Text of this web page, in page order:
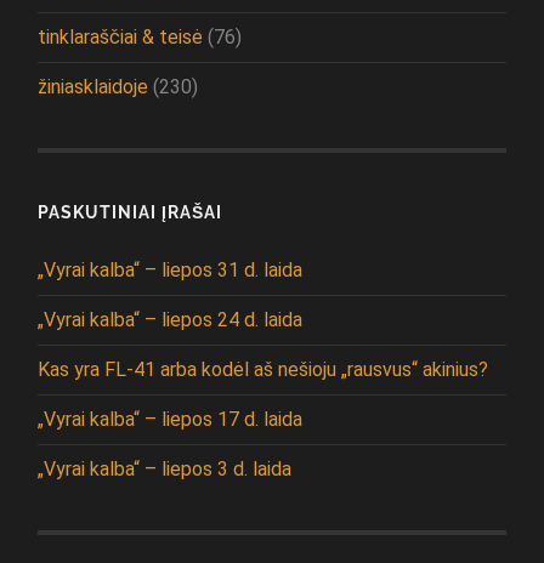
tinklaraščiai & teisė (76)
žiniasklaidoje (230)
PASKUTINIAI ĮRAŠAI
„Vyrai kalba“ – liepos 31 d. laida
„Vyrai kalba“ – liepos 24 d. laida
Kas yra FL-41 arba kodėl aš nešioju „rausvus“ akinius?
„Vyrai kalba“ – liepos 17 d. laida
„Vyrai kalba“ – liepos 3 d. laida